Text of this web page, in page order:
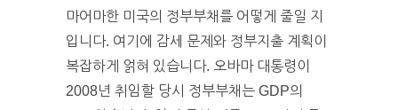
마어마한 미국의 정부부채를 어떻게 줄일 지
입니다. 여기에 감세 문제와 정부지출 계획이
복잡하게 얽혀 있습니다. 오바마 대통령이
2008년 취임할 당시 정부부채는 GDP의